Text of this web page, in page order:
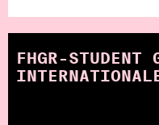
FHGR-STUDENT